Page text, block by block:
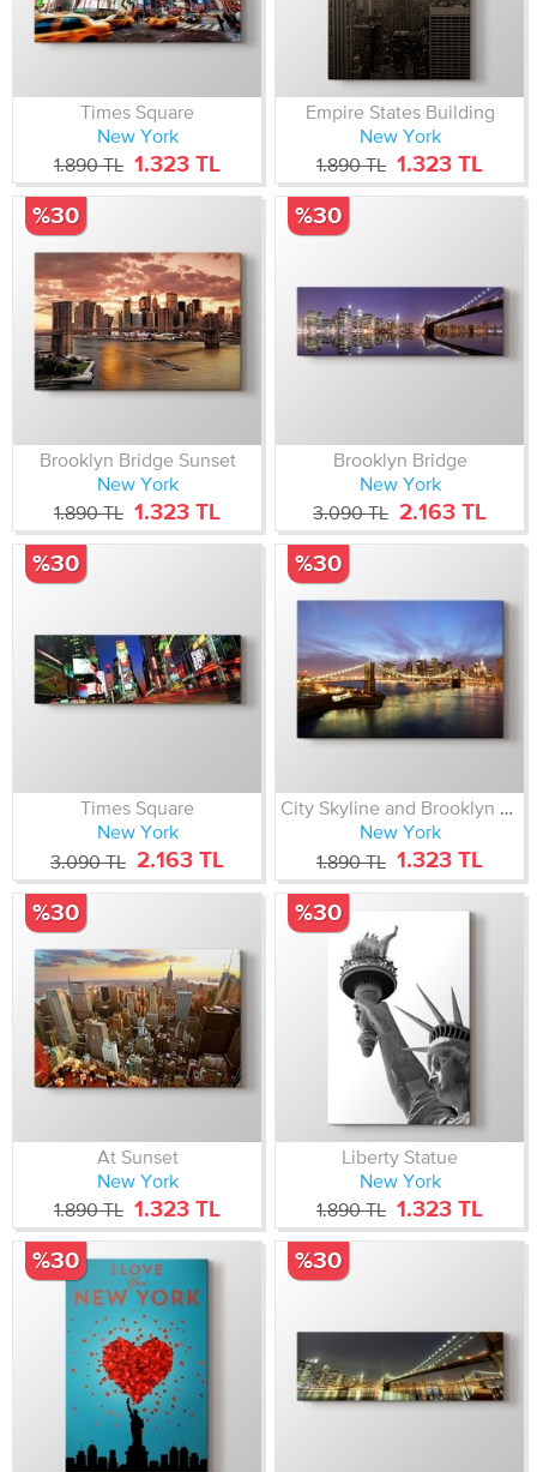
Times Square
New York
1.890 TL 1.323 TL
Empire States Building
New York
1.890 TL 1.323 TL
Brooklyn Bridge Sunset
New York
1.890 TL 1.323 TL
%30
Brooklyn Bridge
New York
3.090 TL 2.163 TL
%30
Times Square
New York
3.090 TL 2.163 TL
%30
City Skyline and Brooklyn Bridge
New York
1.890 TL 1.323 TL
%30
At Sunset
New York
1.890 TL 1.323 TL
%30
Liberty Statue
New York
1.890 TL 1.323 TL
%30
%30 %30